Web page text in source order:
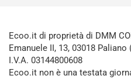
Ecoo.it di proprietà di DMM
Emanuele II, 13, 03018
I.V.A. 03144800608
Ecoo.it non è una testata